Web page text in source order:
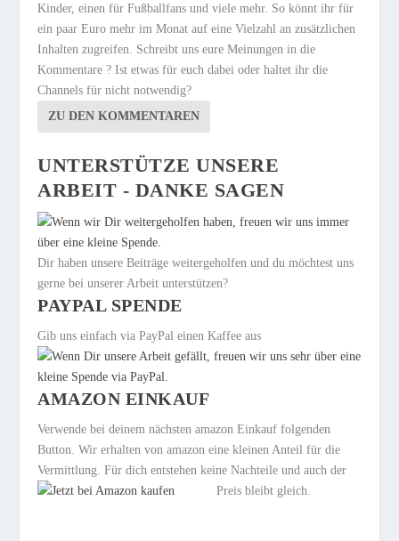
Kinder, einen für Fußballfans und viele mehr. So könnt ihr für
ein paar Euro mehr im Monat auf eine Vielzahl an zusätzlichen
Inhalten zugreifen. Schreibt uns eure Meinungen in die
Kommentare ? Ist etwas für euch dabei oder haltet ihr die
Channels für nicht notwendig?
ZU DEN KOMMENTAREN
UNTERSTÜTZE UNSERE
ARBEIT - DANKE SAGEN
Dir haben unsere Beiträge weitergeholfen und du möchtest uns
gerne bei unserer Arbeit unterstützen?
PAYPAL SPENDE
Gib uns einfach via PayPal einen Kaffee aus
AMAZON EINKAUF
Verwende bei deinem nächsten amazon Einkauf folgenden
Button. Wir erhalten von amazon eine kleinen Anteil für die
Vermittlung. Für dich entstehen keine Nachteile und auch der
Preis bleibt gleich.